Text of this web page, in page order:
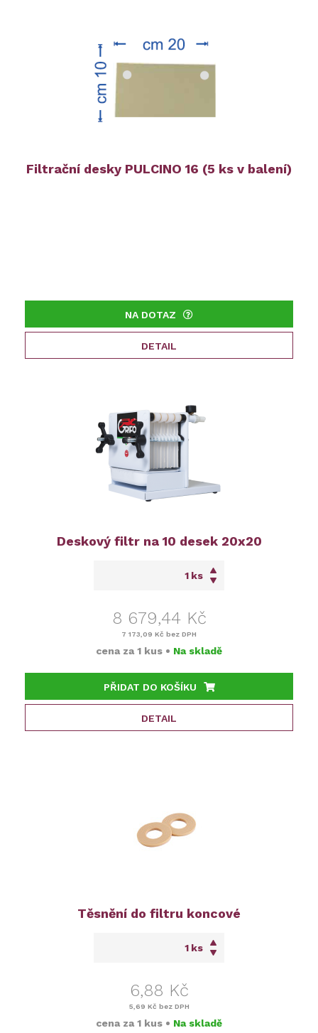
Filtrační desky PULCINO 16 (5 ks v balení)
NA DOTAZ
DETAIL
Deskový filtr na 10 desek 20x20
ks
8 679,44 Kč
7 173,09 Kč bez DPH
cena za 1 kus • Na skladě
PŘIDAT DO KOŠÍKU
DETAIL
Těsnění do filtru koncové
ks
6,88 Kč
5,69 Kč bez DPH
cena za 1 kus • Na skladě